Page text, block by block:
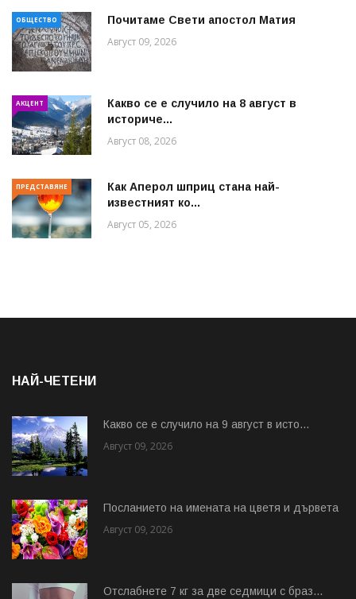
ОБЩЕСТВО Почитаме Свети апостол Матия
Август 09, 2026
АКЦЕНТ
Какво се е случило на 8 август в
историче...
Август 08, 2026
ПРЕДСТАВЯНЕ
Как Аперол шприц стана най-
известният ко...
Август 05, 2026
НАЙ-ЧЕТЕНИ
Какво се е случило на 9 август в исто...
Август 09, 2026
Посланието на имената на цветя и дървета
Август 09, 2026
Отслабнете 7 кг за две седмици с браз...